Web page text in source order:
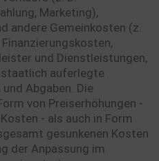
Marketing),
andere Gemeinkosten (z.
und Dienstleistungen,
staatlich auferlegte
Abgaben. Die
von Preiserhöhungen -
- als auch in Form
gesunkenen Kosten
der Anpassung im